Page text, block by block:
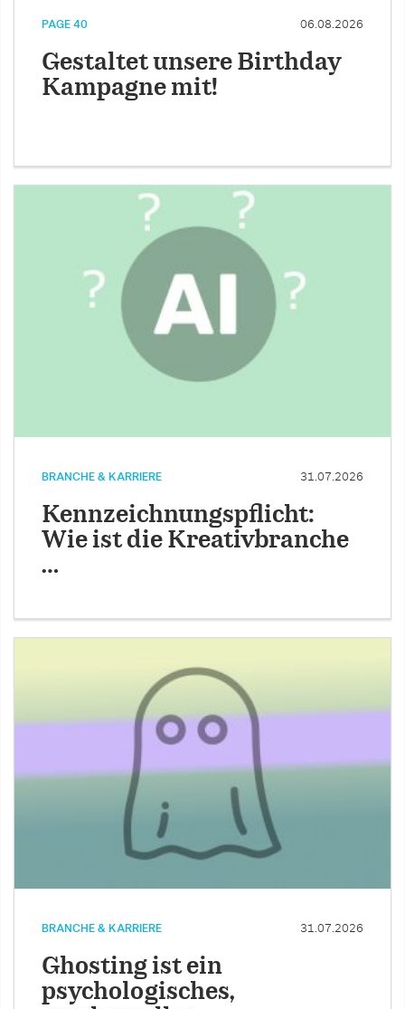
PAGE 40 06.08.2026
Gestaltet unsere Birthday
Kampagne mit!
BRANCHE & KARRIERE 31.07.2026
Kennzeichnungspflicht:
Wie ist die Kreativbranche
…
BRANCHE & KARRIERE 31.07.2026
Ghosting ist ein
psychologisches,